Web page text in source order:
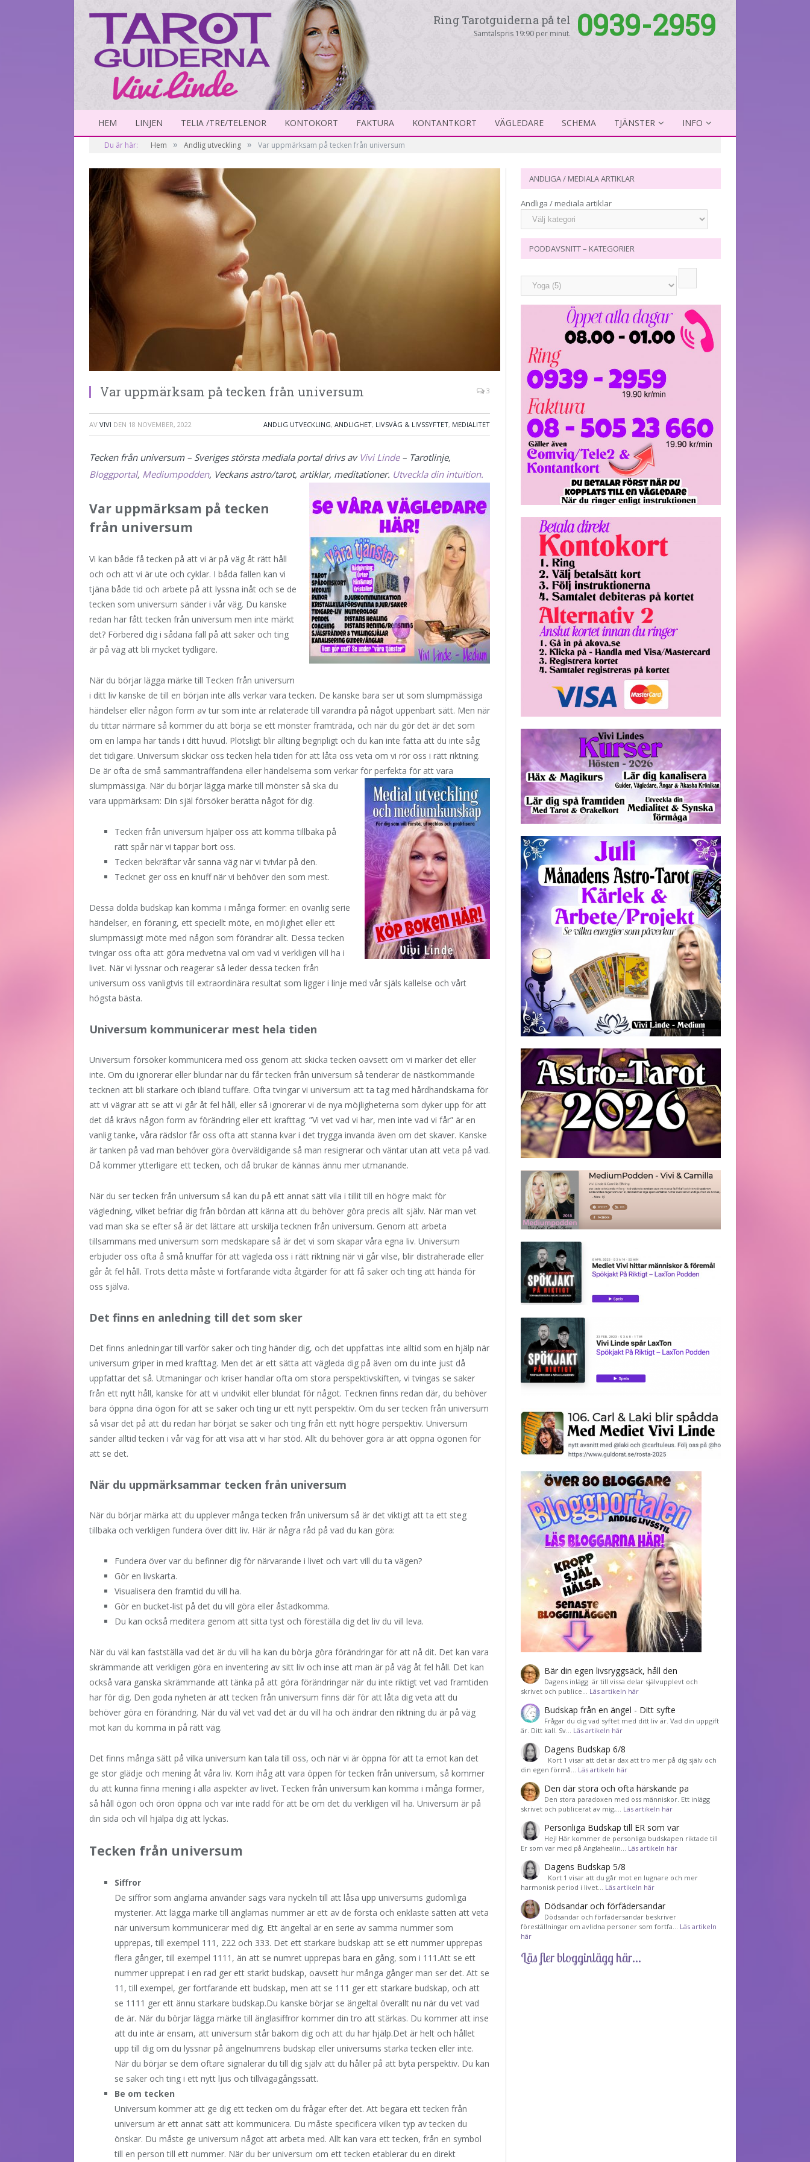
Ring Tarotguiderna på tel
Samtalspris 19:90 per minut. 0939-2959
HEM LINJEN TELIA /TRE/TELENOR KONTOKORT FAKTURA KONTANTKORT VÄGLEDARE SCHEMA TJÄNSTER INFO
Du är här: Hem » Andlig utveckling » Var uppmärksam på tecken från universum
Var uppmärksam på tecken från universum 3
AV VIVI DEN 18 NOVEMBER, 2022 ANDLIG UTVECKLING,ANDLIGHET, LIVSVÄG & LIVSSYFTET, MEDIALITET
Tecken från universum – Sveriges största mediala portal drivs av Vivi Linde– Tarotlinje,
Bloggportal, Mediumpodden, Veckans astro/tarot, artiklar, meditationer. Utveckla din intuition.
Var uppmärksam på tecken
från universum
Vi kan både få tecken på att vi är på väg åt rätt håll
och och att vi är ute och cyklar. I båda fallen kan vi
tjäna både tid och arbete på att lyssna inåt och se de
tecken som universum sänder i vår väg. Du kanske
redan har fått tecken från universum men inte märkt
det? Förbered dig i sådana fall på att saker och ting
är på väg att bli mycket tydligare.
När du börjar lägga märke till Tecken från universum
i ditt liv kanske de till en början inte alls verkar vara tecken. De kanske bara ser ut som slumpmässiga
händelser eller någon form av tur som inte är relaterade till varandra på något uppenbart sätt. Men när
du tittar närmare så kommer du att börja se ett mönster framträda, och när du gör det är det som
om en lampa har tänds i ditt huvud. Plötsligt blir allting begripligt och du kan inte fatta att du inte såg
det tidigare. Universum skickar oss tecken hela tiden för att låta oss veta om vi rör oss i rätt riktning.
De är ofta de små sammanträffandena eller händelserna som verkar för perfekta för att vara
slumpmässiga. När du börjar lägga märke till mönster så ska du
vara uppmärksam: Din själ försöker berätta något för dig.
Tecken från universum hjälper oss att komma tillbaka på
rätt spår när vi tappar bort oss.
Tecken bekräftar vår sanna väg när vi tvivlar på den.
Tecknet ger oss en knuff när vi behöver den som mest.
Dessa dolda budskap kan komma i många former: en ovanlig serie
händelser, en föraning, ett speciellt möte, en möjlighet eller ett
slumpmässigt möte med någon som förändrar allt. Dessa tecken
tvingar oss ofta att göra medvetna val om vad vi verkligen vill ha i
livet. När vi lyssnar och reagerar så leder dessa tecken från
universum oss vanligtvis till extraordinära resultat som ligger i linje med vår själs kallelse och vårt
högsta bästa.
Universum kommunicerar mest hela tiden
Universum försöker kommunicera med oss genom att skicka tecken oavsett om vi märker det eller
inte. Om du ignorerar eller blundar när du får tecken från universum så tenderar de nästkommande
tecknen att bli starkare och ibland tuffare. Ofta tvingar vi universum att ta tag med hårdhandskarna för
att vi vägrar att se att vi går åt fel håll, eller så ignorerar vi de nya möjligheterna som dyker upp för att
det då krävs någon form av förändring eller ett krafttag. ”Vi vet vad vi har, men inte vad vi får” är en
vanlig tanke, våra rädslor får oss ofta att stanna kvar i det trygga invanda även om det skaver. Kanske
är tanken på vad man behöver göra överväldigande så man resignerar och väntar utan att veta på vad.
Då kommer ytterligare ett tecken, och då brukar de kännas ännu mer utmanande.
När du ser tecken från universum så kan du på ett annat sätt vila i tillit till en högre makt för
vägledning, vilket befriar dig från bördan att känna att du behöver göra precis allt själv. När man vet
vad man ska se efter så är det lättare att urskilja tecknen från universum. Genom att arbeta
tillsammans med universum som medskapare så är det vi som skapar våra egna liv. Universum
erbjuder oss ofta å små knuffar för att vägleda oss i rätt riktning när vi går vilse, blir distraherade eller
går åt fel håll. Trots detta måste vi fortfarande vidta åtgärder för att få saker och ting att hända för
oss själva.
Det finns en anledning till det som sker
Det finns anledningar till varför saker och ting händer dig, och det uppfattas inte alltid som en hjälp när
universum griper in med krafttag. Men det är ett sätta att vägleda dig på även om du inte just då
uppfattar det så. Utmaningar och kriser handlar ofta om stora perspektivskiften, vi tvingas se saker
från ett nytt håll, kanske för att vi undvikit eller blundat för något. Tecknen finns redan där, du behöver
bara öppna dina ögon för att se saker och ting ur ett nytt perspektiv. Om du ser tecken från universum
så visar det på att du redan har börjat se saker och ting från ett nytt högre perspektiv. Universum
sänder alltid tecken i vår väg för att visa att vi har stöd. Allt du behöver göra är att öppna ögonen för
att se det.
När du uppmärksammar tecken från universum
När du börjar märka att du upplever många tecken från universum så är det viktigt att ta ett steg
tillbaka och verkligen fundera över ditt liv. Här är några råd på vad du kan göra:
Fundera över var du befinner dig för närvarande i livet och vart vill du ta vägen?
Gör en livskarta.
Visualisera den framtid du vill ha.
Gör en bucket-list på det du vill göra eller åstadkomma.
Du kan också meditera genom att sitta tyst och föreställa dig det liv du vill leva.
När du väl kan fastställa vad det är du vill ha kan du börja göra förändringar för att nå dit. Det kan vara
skrämmande att verkligen göra en inventering av sitt liv och inse att man är på väg åt fel håll. Det kan
också vara ganska skrämmande att tänka på att göra förändringar när du inte riktigt vet vad framtiden
har för dig. Den goda nyheten är att tecken från universum finns där för att låta dig veta att du
behöver göra en förändring. När du väl vet vad det är du vill ha och ändrar den riktning du är på väg
mot kan du komma in på rätt väg.
Det finns många sätt på vilka universum kan tala till oss, och när vi är öppna för att ta emot kan det
ge stor glädje och mening åt våra liv. Kom ihåg att vara öppen för tecken från universum, så kommer
du att kunna finna mening i alla aspekter av livet. Tecken från universum kan komma i många former,
så håll ögon och öron öppna och var inte rädd för att be om det du verkligen vill ha. Universum är på
din sida och vill hjälpa dig att lyckas.
Tecken från universum
Siffror
De siffror som änglarna använder sägs vara nyckeln till att låsa upp universums gudomliga
mysterier. Att lägga märke till änglarnas nummer är ett av de första och enklaste sätten att veta
när universum kommunicerar med dig. Ett ängeltal är en serie av samma nummer som
upprepas, till exempel 111, 222 och 333. Det ett starkare budskap att se ett nummer upprepas
flera gånger, till exempel 1111, än att se numret upprepas bara en gång, som i 111.Att se ett
nummer upprepat i en rad ger ett starkt budskap, oavsett hur många gånger man ser det. Att se
11, till exempel, ger fortfarande ett budskap, men att se 111 ger ett starkare budskap, och att
se 1111 ger ett ännu starkare budskap.Du kanske börjar se ängeltal överallt nu när du vet vad
de är. När du börjar lägga märke till änglasiffror kommer din tro att stärkas. Du kommer att inse
att du inte är ensam, att universum står bakom dig och att du har hjälp.Det är helt och hållet
upp till dig om du lyssnar på ängelnumrens budskap eller universums starka tecken eller inte.
När du börjar se dem oftare signalerar du till dig själv att du håller på att byta perspektiv. Du kan
se saker och ting i ett nytt ljus och tillvägagångssätt.
Be om tecken
Universum kommer att ge dig ett tecken om du frågar efter det. Att begära ett tecken från
universum är ett annat sätt att kommunicera. Du måste specificera vilken typ av tecken du
önskar. Du måste ge universum något att arbeta med. Allt kan vara ett tecken, från en symbol
till en person till ett nummer. När du ber universum om ett tecken etablerar du en direkt
ANDLIGA / MEDIALA ARTIKLAR
Andliga / mediala artiklar
PODDAVSNITT – KATEGORIER
Bär din egen livsryggsäck, håll den
Dagens inlägg är till vissa delar självupplevt och
skrivet och publice… Läs artikeln här
Budskap från en ängel - Ditt syfte
Frågar du dig vad syftet med ditt liv är. Vad din uppgift
är. Ditt kall. Sv… Läs artikeln här
Dagens Budskap 6/8
Kort 1 visar att det är dax att tro mer på dig själv och
din egen förmå… Läs artikeln här
Den där stora och ofta härskande pa
Den stora paradoxen med oss människor. Ett inlägg
skrivet och publicerat av mig,… Läs artikeln här
Personliga Budskap till ER som var
Hej! Här kommer de personliga budskapen riktade till
Er som var med på Änglahealin… Läs artikeln här
Dagens Budskap 5/8
Kort 1 visar att du går mot en lugnare och mer
harmonisk period i livet… Läs artikeln här
Dödsandar och förfädersandar
Dödsandar och förfädersandar beskriver
föreställningar om avlidna personer som fortfa… Läs artikeln
här
Läs fler blogginlägg här...